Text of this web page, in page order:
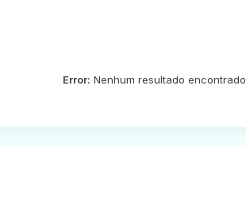
Error: Nenhum resultado encontrado